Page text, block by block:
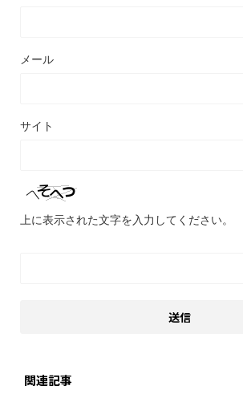
メール
サイト
上に表示された文字を入力してください。
関連記事